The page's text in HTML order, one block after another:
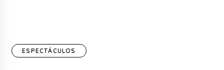
ESPECTÁCULOS